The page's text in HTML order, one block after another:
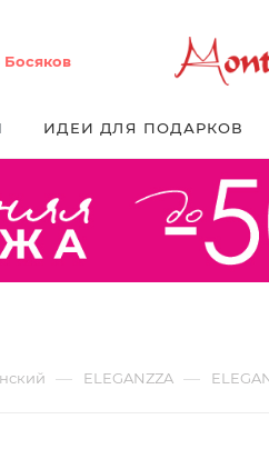
Босяков
ИДЕИ ДЛЯ ПОДАРКОВ
— ELEGANZZA —